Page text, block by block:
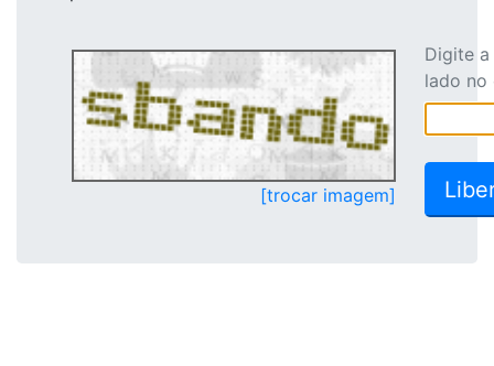
[trocar imagem]
Digite
lado no